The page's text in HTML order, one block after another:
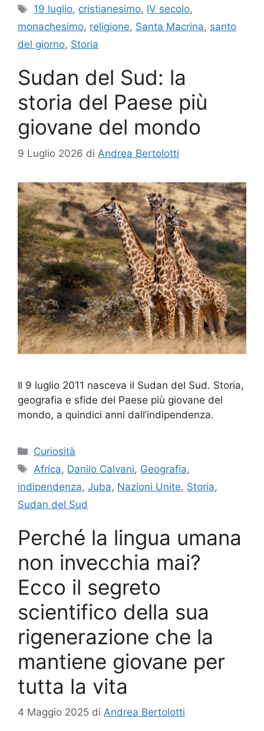
Tag
19 luglio, cristianesimo, IV secolo,
monachesimo, religione, Santa Macrina, santo
del giorno, Storia
Sudan del Sud: la
storia del Paese più
giovane del mondo
9 Luglio 2026 di Andrea Bertolotti
Il 9 luglio 2011 nasceva il Sudan del Sud. Storia,
geografia e sfide del Paese più giovane del
mondo, a quindici anni dall’indipendenza.
Categorie
Curiosità
Tag
Africa, Danilo Calvani, Geografia,
indipendenza, Juba, Nazioni Unite, Storia,
Sudan del Sud
Perché la lingua umana
non invecchia mai?
Ecco il segreto
scientifico della sua
rigenerazione che la
mantiene giovane per
tutta la vita
4 Maggio 2025 di Andrea Bertolotti